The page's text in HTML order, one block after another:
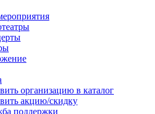
организацию в каталог
акцию/скидку
поддержки